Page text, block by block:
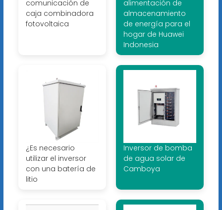
comunicación de
caja combinadora
fotovoltaica
alimentación de
almacenamiento
de energía para el
hogar de Huawei
Indonesia
¿Es necesario
utilizar el inversor
con una batería de
litio
Inversor de bomba
de agua solar de
Camboya